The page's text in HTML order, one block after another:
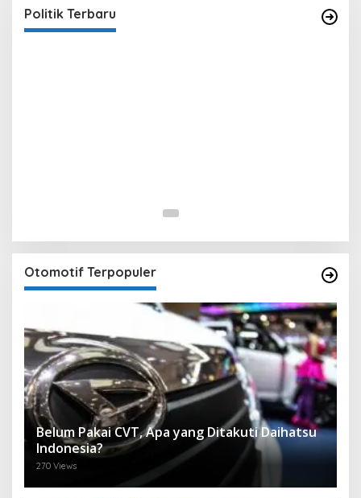
Politik Terbaru
In Berita, Politik |
Otomotif Terpopuler
Belum Pakai CVT, Apa yang Ditakuti Daihatsu
Indonesia?
270 Views